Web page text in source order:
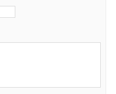
теплообмена втрое по
чертеж узла регенерации 22-
вентили, посредством